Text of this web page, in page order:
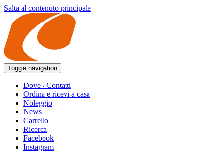
Salta al contenuto principale
Toggle navigation
Dove / Contatti
Ordina e ricevi a casa
Noleggio
News
Carrello
Ricerca
Facebook
Instagram